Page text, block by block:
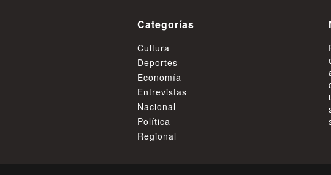
Categorías
Cultura
Deportes
Economía
Entrevistas
Nacional
Política
Regional